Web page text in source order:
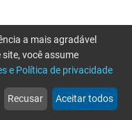
web
Notícias
more_horiz
Mais
a mais agradável
você assume
e Política de privacidade
Recusar Aceitar todos
novamente